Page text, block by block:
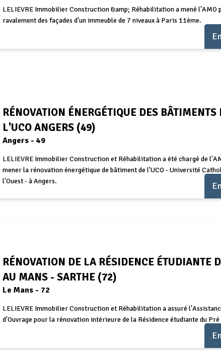
LELIEVRE Immobilier Construction &amp; Réhabilitation a mené l'AMO
ravalement des façades d'un immeuble de 7 niveaux à Paris 11ème.
RÉNOVATION ÉNERGÉTIQUE DES BÂTIMENTS
L'UCO ANGERS (49)
Angers - 49
LELIEVRE Immobilier Construction et Réhabilitation a été chargé de
mener la rénovation énergétique de bâtiment de l'UCO - Université
l'Ouest - à Angers.
RÉNOVATION DE LA RÉSIDENCE ÉTUDIANTE
AU MANS - SARTHE (72)
Le Mans - 72
LELIEVRE Immobilier Construction et Réhabilitation a assuré
d'Ouvrage pour la rénovation intérieure de la Résidence étudiante du Pré